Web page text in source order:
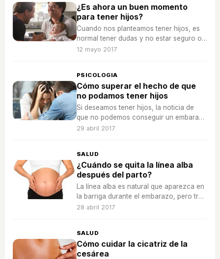
¿Es ahora un buen momento
para tener hijos?
Cuando nos planteamos tener hijos, es
normal tener dudas y no estar seguro o
segura de si es el momento adecuado, te
12 mayo 2017
PSICOLOGIA
Cómo superar el hecho de que
no podamos tener hijos
Si deseamos tener hijos, la noticia de
que no podemos conseguir un embarazo
puede ser muy dura, pero debemos
29 abril 2017
SALUD
¿Cuándo se quita la línea alba
después del parto?
La línea alba es natural que aparezca en
la barriga durante el embarazo, pero tras
el parto desaparece sola.
28 abril 2017
SALUD
Cómo cuidar la cicatriz de la
cesárea